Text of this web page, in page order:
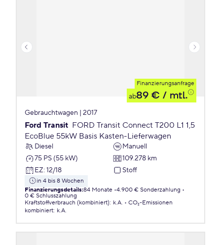
Finanzierungsanfrage
ab89 € / mtl.
Gebrauchtwagen | 2017
Ford Transit FORD Transit Connect T200 L1 1,5
EcoBlue 55kW Basis Kasten-Lieferwagen
Diesel
Manuell
75 PS (55 kW)
109.278 km
EZ: 12/18 Stoff
in 4 bis 8 Wochen
Finanzierungsdetails:84 Monate 4.900 € Sonderzahlung
0 € Schlusszahlung
Kraftstoffverbrauch (kombiniert): k.A.
CO₂-Emissionen
kombiniert: k.A.